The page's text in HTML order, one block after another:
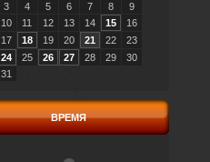
3
4 5 6 7 8
9
10
11 12 13 14 15
16
17
18 19 20 21 22
23
24
25 26 27 28 29
30
31
ВРЕМЯ